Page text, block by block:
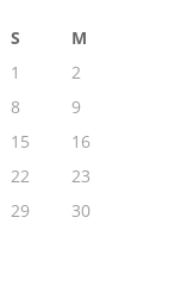
S
M
1
2
8
9
15
16
22
23
29
30